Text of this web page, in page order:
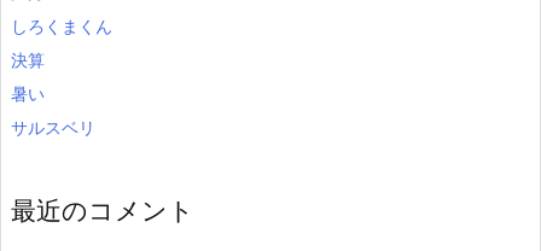
しろくまくん
決算
暑い
サルスベリ
最近のコメント